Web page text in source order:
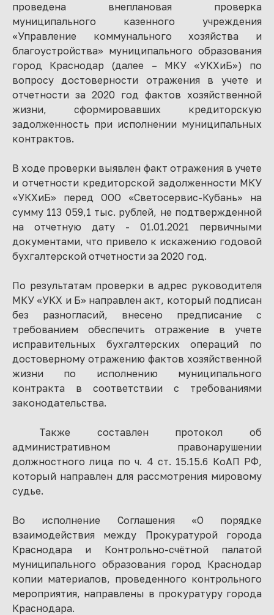
проведена внеплановая проверка
муниципального казенного учреждения
«Управление коммунального хозяйства и
благоустройства» муниципального образования
город Краснодар (далее – МКУ «УКХиБ») по
вопросу достоверности отражения в учете и
отчетности за 2020 год фактов хозяйственной
жизни, сформировавших кредиторскую
задолженность при исполнении муниципальных
контрактов.
В ходе проверки выявлен факт отражения в учете
и отчетности кредиторской задолженности МКУ
«УКХиБ» перед ООО «Светосервис-Кубань» на
сумму 113 059,1 тыс. рублей, не подтвержденной
на отчетную дату - 01.01.2021 первичными
документами, что привело к искажению годовой
бухгалтерской отчетности за 2020 год.
По результатам проверки в адрес руководителя
МКУ «УКХ и Б» направлен акт, который подписан
без разногласий, внесено предписание с
требованием обеспечить отражение в учете
исправительных бухгалтерских операций по
достоверному отражению фактов хозяйственной
жизни по исполнению муниципального
контракта в соответствии с требованиями
законодательства.
Также составлен протокол об
административном правонарушении
должностного лица по ч. 4 ст. 15.15.6 КоАП РФ,
который направлен для рассмотрения мировому
судье.
Во исполнение Соглашения «О порядке
взаимодействия между Прокуратурой города
Краснодара и Контрольно-счётной палатой
муниципального образования город Краснодар
копии материалов, проведенного контрольного
мероприятия, направлены в прокуратуру города
Краснодара.